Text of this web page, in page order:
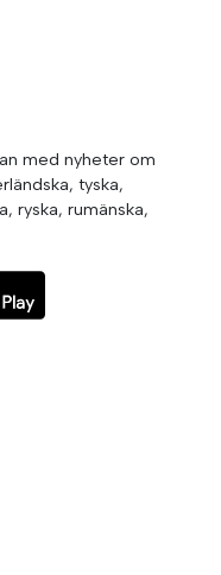
med nyheter om
tyska,
ryska, rumänska,